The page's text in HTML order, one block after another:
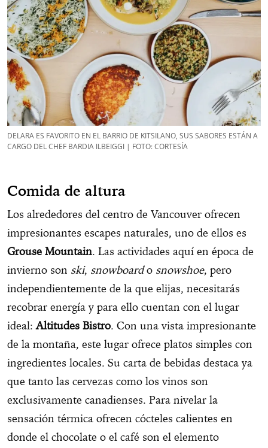
DELARA ES FAVORITO EN EL BARRIO DE KITSILANO, SUS SABORES ESTÁN A
CARGO DEL CHEF BARDIA ILBEIGGI | FOTO: CORTESÍA
Comida de altura
Los alrededores del centro de Vancouver ofrecen
impresionantes escapes naturales, uno de ellos es
Grouse Mountain. Las actividades aquí en época de
invierno son ski, snowboardo snowshoe, pero
independientemente de la que elijas, necesitarás
recobrar energía y para ello cuentan con el lugar
ideal:Altitudes Bistro. Con una vista impresionante
de la montaña, este lugar ofrece platos simples con
ingredientes locales. Su carta de bebidas destaca ya
que tanto las cervezas como los vinos son
exclusivamente canadienses. Para nivelar la
sensación térmica ofrecen cócteles calientes en
donde el chocolate o el café son el elemento